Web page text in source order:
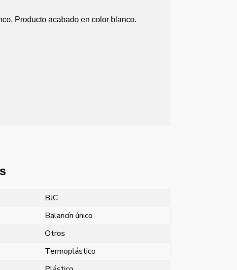
Producto acabado en color blanco.
BJC
Balancín único
Otros
Termoplástico